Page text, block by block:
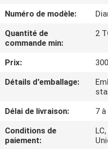
VISITE
D'USINE
CONTRÔLE
DE
CONTACTEZ-
Numéro de modèle:
Quantité de
commande min:
2
Prix:
Détails d'emballage:
Délai de livraison:
7
Conditions de
paiement: